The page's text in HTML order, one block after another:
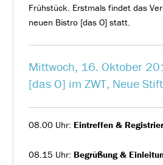
Frühstück. Erstmals findet das
neuen Bistro [das O] statt.
Mittwoch, 16. Oktober
[das O] im ZWT, Neue
08.00 Uhr: Eintreffen &
08.15 Uhr: Begrüßung &